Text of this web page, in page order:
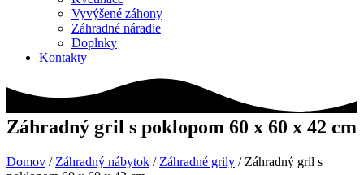
Vyvýšené záhony
Záhradné náradie
Doplnky
Kontakty
Záhradný gril s poklopom 60 x 60 x 42 cm
Domov / Záhradný nábytok / Záhradné grily / Záhradný gril s